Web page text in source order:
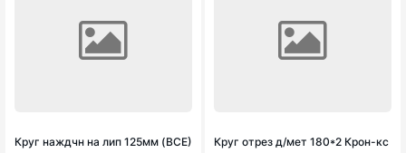
Круг наждчн на лип 125мм (ВСЕ) Круг отрез д/мет 180*2 Крон-кс